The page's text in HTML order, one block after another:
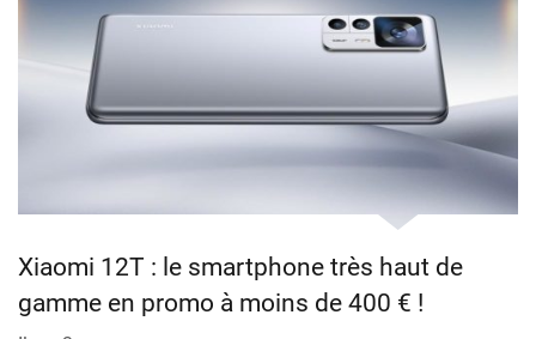
Xiaomi 12T : le smartphone très haut de
gamme en promo à moins de 400 € !